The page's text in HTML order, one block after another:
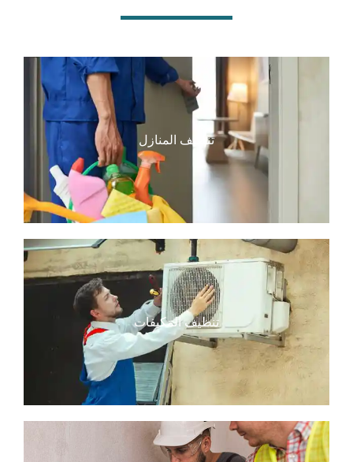
تنظيف المنازل
تنظيف المكيفات